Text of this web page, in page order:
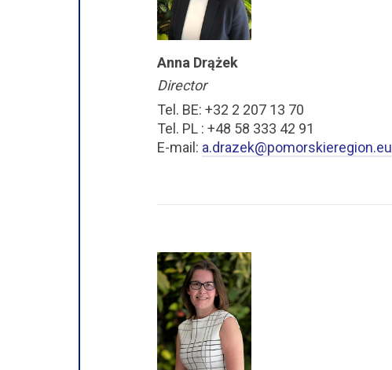
Anna Drążek
Director
Tel. BE: +32 2 207 13 70
Tel. PL : +48 58 333 42 91
E-mail: a.drazek@pomorskieregion.eu